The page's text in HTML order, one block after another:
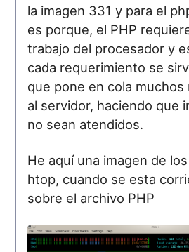
la imagen 331 y para el
es porque, el PHP
trabajo del procesador y
cada requerimiento se
que pone en cola
al servidor, haciendo que
no sean atendidos.
He aquí una imagen de
htop, cuando se esta
sobre el archivo PHP